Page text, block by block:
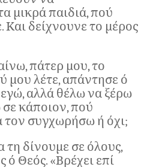
μικρά παιδιά, πού
δείχνουνε το μέρος
πάτερ μου, το
μου λέτε, απάντησε ό
αλλά θέλω να ξέρω
κάποιον, πού
συγχωρήσω ή όχι;
δίνουμε σε όλους,
ό Θεός. «Βρέχει επί